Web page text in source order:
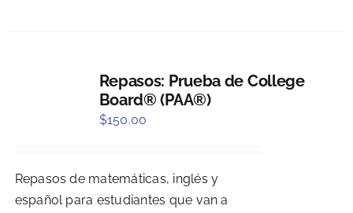
Repasos: Prueba de College
Board® (PAA®)
$150.00
Repasos de matemáticas, inglés y
español para estudiantes que van a